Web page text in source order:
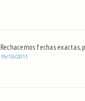
Rechacemos fechas exactas,
19/10/2011